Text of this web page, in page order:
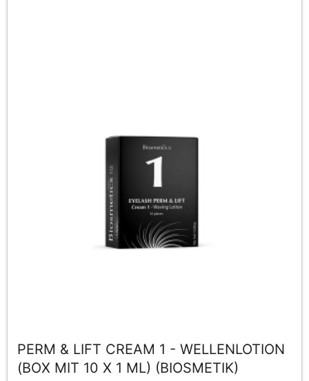
PERM & LIFT CREAM 1 - WELLENLOTION
(BOX MIT 10 X 1 ML) (BIOSMETIK)